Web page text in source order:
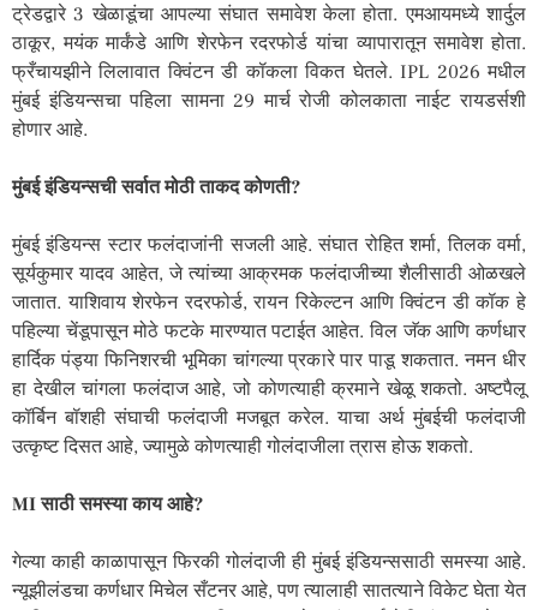
ट्रेडद्वारे 3 खेळाडूंचा आपल्या संघात समावेश केला होता. एमआयमध्ये शार्दुल
ठाकूर, मयंक मार्कंडे आणि शेरफेन रदरफोर्ड यांचा व्यापारातून समावेश होता.
फ्रँचायझीने लिलावात क्विंटन डी कॉकला विकत घेतले. IPL 2026 मधील
मुंबई इंडियन्सचा पहिला सामना 29 मार्च रोजी कोलकाता नाईट रायडर्सशी
होणार आहे.
मुंबई इंडियन्सची सर्वात मोठी ताकद कोणती?
मुंबई इंडियन्स स्टार फलंदाजांनी सजली आहे. संघात रोहित शर्मा, तिलक वर्मा,
सूर्यकुमार यादव आहेत, जे त्यांच्या आक्रमक फलंदाजीच्या शैलीसाठी ओळखले
जातात. याशिवाय शेरफेन रदरफोर्ड, रायन रिकेल्टन आणि क्विंटन डी कॉक हे
पहिल्या चेंडूपासून मोठे फटके मारण्यात पटाईत आहेत. विल जॅक आणि कर्णधार
हार्दिक पंड्या फिनिशरची भूमिका चांगल्या प्रकारे पार पाडू शकतात. नमन धीर
हा देखील चांगला फलंदाज आहे, जो कोणत्याही क्रमाने खेळू शकतो. अष्टपैलू
कॉर्बिन बॉशही संघाची फलंदाजी मजबूत करेल. याचा अर्थ मुंबईची फलंदाजी
उत्कृष्ट दिसत आहे, ज्यामुळे कोणत्याही गोलंदाजीला त्रास होऊ शकतो.
MI साठी समस्या काय आहे?
गेल्या काही काळापासून फिरकी गोलंदाजी ही मुंबई इंडियन्ससाठी समस्या आहे.
न्यूझीलंडचा कर्णधार मिचेल सँटनर आहे, पण त्यालाही सातत्याने विकेट घेता येत